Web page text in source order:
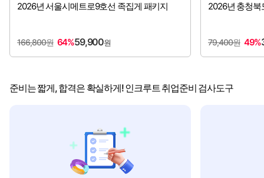
2026년 서울시메트로9호선 족집게 패키지
166,800원 64%59,900원
2026년 충청북
79,400원 49%
준비는 짧게, 합격은 확실하게! 인크루트 취업준비 검사도구